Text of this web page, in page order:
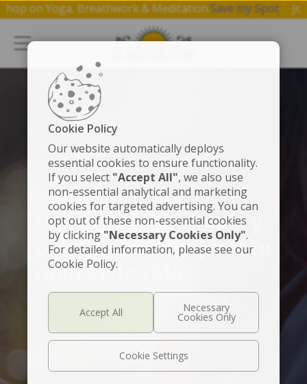
workshop on Yoga, Breathwork & Meditation.Save my
BLOG DE EL ARTE DE VIVIR
Una mirada profunda y
práctica para mejorar tu
calidad de vida.
Cookie Policy
Our website automatically deploys
essential cookies to ensure functionality.
If you select "Accept All", we also use
non-essential analytical and marketing
cookies for targeted advertising. You can
opt out of these non-essential cookies
by clicking "Necessary Cookies Only".
For detailed information, please see our
Cookie Policy.
Cookie Settings